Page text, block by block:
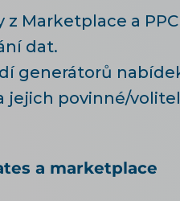
Marketplace a
dat.
generátorů
jejich povinné/
a marketplace